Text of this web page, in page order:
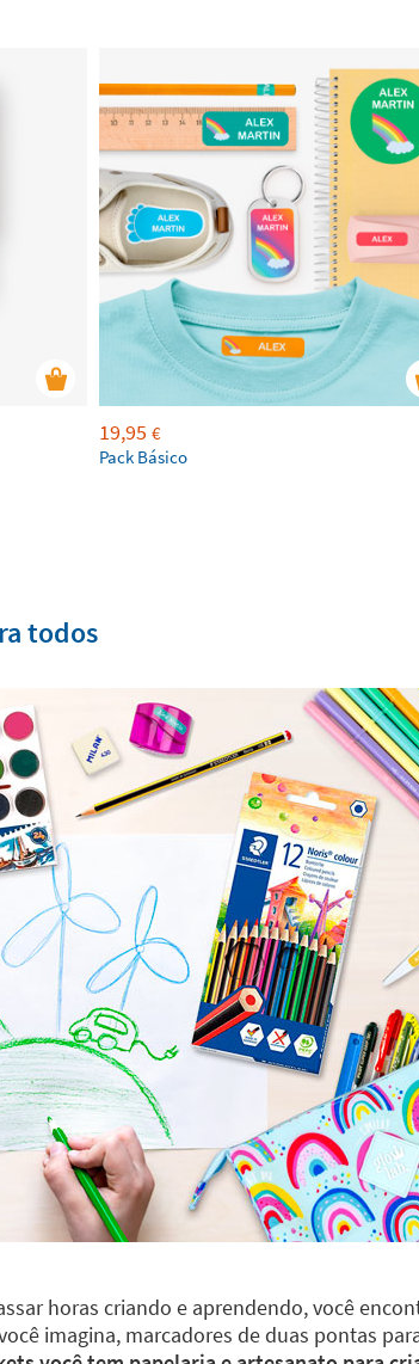
19,95 €
Pack Básico
todos